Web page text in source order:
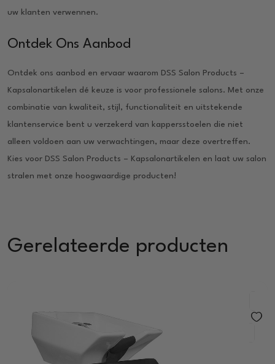
uw klanten verwennen.
Ontdek Ons Aanbod
Ontdek ons aanbod en ervaar waarom DSS Salon Products –
Kapsalonartikelen dé keuze is voor professionele salons. Met onze
combinatie van kwaliteit, stijl, functionaliteit en uitstekende
klantenservice bent u verzekerd van kappersstoelen die niet
alleen voldoen aan uw verwachtingen, maar deze overtreffen.
Kies voor DSS Salon Products – Kapsalonartikelen en laat uw salon
stralen met onze hoogwaardige producten!
Gerelateerde producten